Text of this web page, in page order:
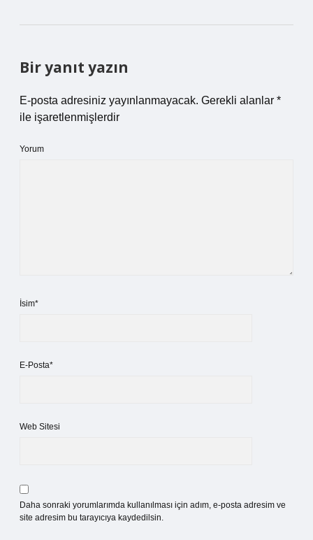
Bir yanıt yazın
E-posta adresiniz yayınlanmayacak. Gerekli alanlar *
ile işaretlenmişlerdir
Yorum
İsim*
E-Posta*
Web Sitesi
Daha sonraki yorumlarımda kullanılması için adım, e-posta adresim ve
site adresim bu tarayıcıya kaydedilsin.